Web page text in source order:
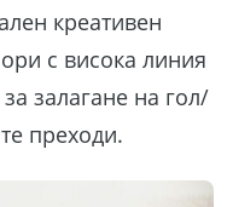
креативен
с висока линия
залагане на гол/
преходи.